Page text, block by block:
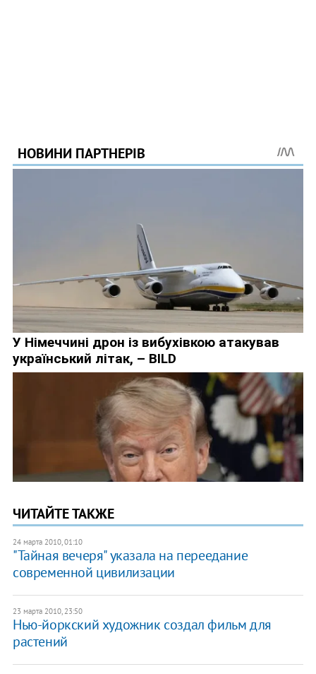
ЧИТАЙТЕ ТАКЖЕ
24 марта 2010, 01:10
"Тайная вечеря" указала на переедание
современной цивилизации
23 марта 2010, 23:50
Нью-йоркский художник создал фильм для
растений